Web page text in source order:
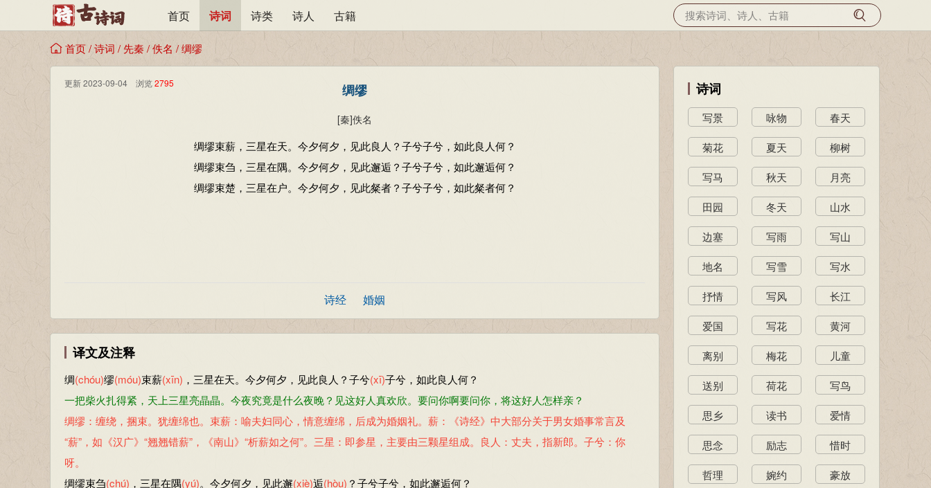
首页 诗词 诗类 诗人 古籍
首页/诗词 / 先秦 /佚名 /绸缪
更新 2023-09-04 浏览2795 绸缪
[秦]佚名
绸缪束薪，三星在天。今夕何夕，见此良人？子兮子兮，如此良人何？
绸缪束刍，三星在隅。今夕何夕，见此邂逅？子兮子兮，如此邂逅何？
绸缪束楚，三星在户。今夕何夕，见此粲者？子兮子兮，如此粲者何？
诗经 婚姻
译文及注释
绸(chóu)缪(móu)束薪(xīn) ，三星在天。今夕何夕，见此良人？子兮(xī)子兮，如此良人何？
一把柴火扎得紧，天上三星亮晶晶。今夜究竟是什么夜晚？见这好人真欢欣。要问你啊要问你，将这好人怎样亲？
绸缪：缠绕，捆束。犹缠绵也。束薪：喻夫妇同心，情意缠绵，后成为婚姻礼。薪：《诗经》中大部分关于男女婚事常言及
“薪”，如《汉广》“翘翘错薪”，《南山》“析薪如之何”。三星：即参星，主要由三颗星组成。良人：丈夫，指新郎。子兮：你
呀。
绸缪束刍(chú) ，三星在隅(yú)。今夕何夕，见此邂(xiè)逅(hòu) ？子兮子兮，如此邂逅何？
诗词
写景 咏物 春天
菊花 夏天 柳树
写马 秋天 月亮
田园 冬天 山水
边塞 写雨 写山
地名 写雪 写水
抒情 写风 长江
爱国 写花 黄河
离别 梅花 儿童
送别 荷花 写鸟
思乡 读书 爱情
思念 励志 惜时
哲理 婉约 豪放